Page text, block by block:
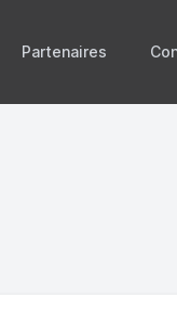
Partenaires